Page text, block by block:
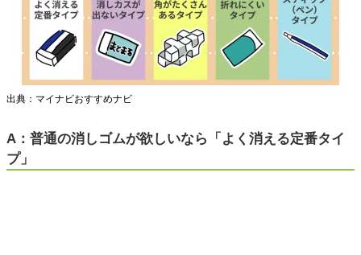
出典：マイナビおすすめナビ
A：普通の消しゴムが欲しいなら「よく消える定番タイ
プ」